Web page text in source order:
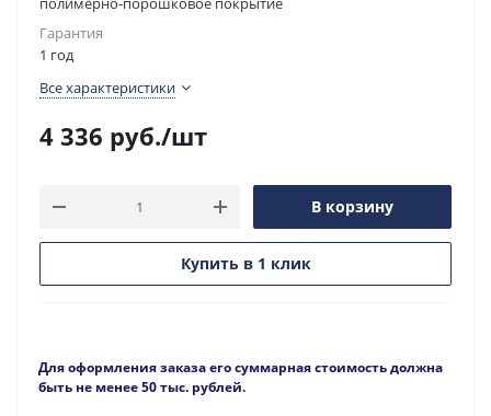
Гарантия
1 год
Все характеристики
4 336 руб./шт
В корзину
Купить в 1 клик
Для оформления заказа его суммарная стоимость должна
быть не менее 50 тыс. рублей.